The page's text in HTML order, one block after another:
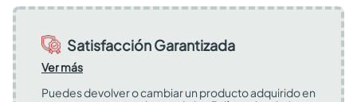
Satisfacción Garantizada
Ver más
Puedes devolver o cambiar un producto adquirido en